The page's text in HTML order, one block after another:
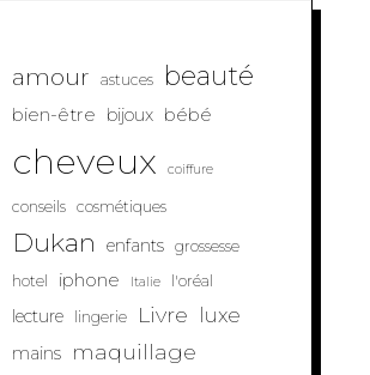
amour astuces beauté
bien-être bijoux bébé
cheveux coiffure
conseils cosmétiques
Dukan enfants grossesse
hotel
iphone Italie l'oréal
lecture lingerie Livre luxe
mains maquillage